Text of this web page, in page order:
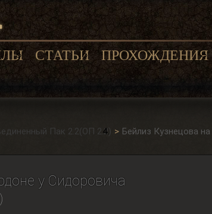
СТАТЬИ ПРОХОЖДЕНИЯ
Пак 2.2(ОП 2.2) Бейлиз Кузнецова
у Сидоровича